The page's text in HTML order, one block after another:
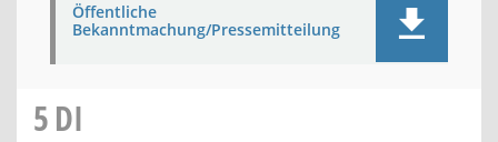
Öffentliche
Bekanntmachung/Pressemitteilung
5DI